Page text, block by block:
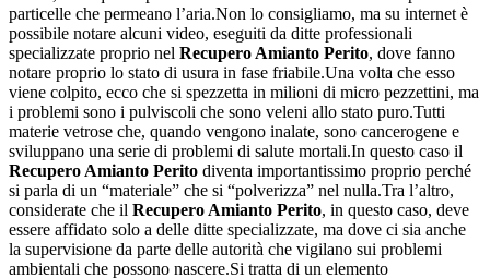
particelle che permeano l’aria.Non lo consigliamo, ma su internet è
possibile notare alcuni video, eseguiti da ditte professionali
specializzate proprio nel Recupero Amianto Perito, dove fanno
notare proprio lo stato di usura in fase friabile.Una volta che esso
viene colpito, ecco che si spezzetta in milioni di micro pezzettini, ma
i problemi sono i pulviscoli che sono veleni allo stato puro.Tutti
materie vetrose che, quando vengono inalate, sono cancerogene e
sviluppano una serie di problemi di salute mortali.In questo caso il
Recupero Amianto Perito diventa importantissimo proprio perché
si parla di un “materiale” che si “polverizza” nel nulla.Tra l’altro,
considerate che il Recupero Amianto Perito, in questo caso, deve
essere affidato solo a delle ditte specializzate, ma dove ci sia anche
la supervisione da parte delle autorità che vigilano sui problemi
ambientali che possono nascere.Si tratta di un elemento